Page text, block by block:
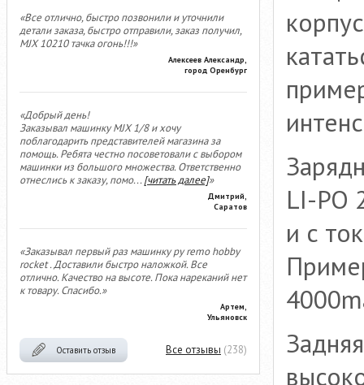
«Все отлично, быстро позвонили и уточнили
детали заказа, быстро отправили, заказ получил,
MJX 10210 тачка огонь!!!»
Алексеев Александр,
город Оренбург
«Добрый день!
Заказывал машинку MJX 1/8 и хочу
поблагодарить представителей магазина за
помощь. Ребята честно посоветовали с выбором
машинки из большого множества. Ответственно
отнеслись к заказу, помо...[читать далее]»
Дмитрий,
Саратов
«Заказывал первый раз машинку ру remo hobby
rocket . Доставили быстро наложкой. Все
отлично. Качество на высоте. Пока нареканий нет
к товару. Спасибо.»
Артем,
Ульяновск
Оставить отзыв Все отзывы (238)
LI-PO
и с